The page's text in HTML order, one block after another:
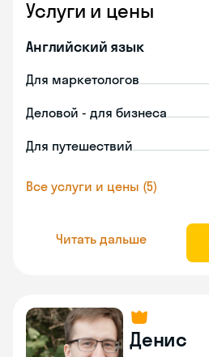
Услуги и цены
Английский язык
Для маркетологов
Деловой - для бизнеса
Для путешествий
Все услуги и цены (5)
Читать дальше
Денис